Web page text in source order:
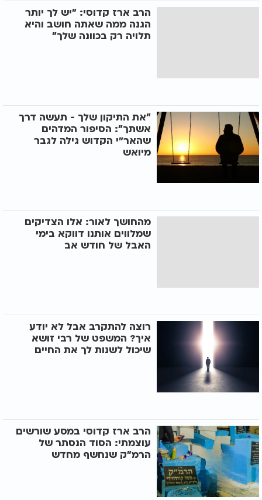
הרב ארז קדוסי: ״יש לך יותר
הגנה ממה שאתה חושב והיא
תלויה רק בכוונה שלך״
״את התיקון שלך - תעשה דרך
אשתך״: הסיפור המדהים
שהאר"י הקדוש גילה לגבר
מיואש
מהחושך לאור: אלו הצדיקים
שמלווים אותנו דווקא בימי
האבל של חודש אב
רוצה להתקרב אבל לא יודע
איך? המשפט של רבי זושא
שיכול לשנות לך את החיים
הרב ארז קדוסי במסע שורשים
עוצמתי: הסוד הנסתר של
הרמ״ק שנחשף מחדש